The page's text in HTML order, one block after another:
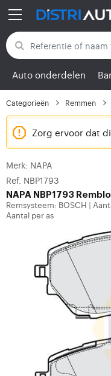
Terug naar
Auto onderdelen
Categorieën Remmen
Zorg ervoor dat
Merk: NAPA
Ref. NBP1793
NAPA NBP1793
Remsysteem: BOSCH
Aantal per as